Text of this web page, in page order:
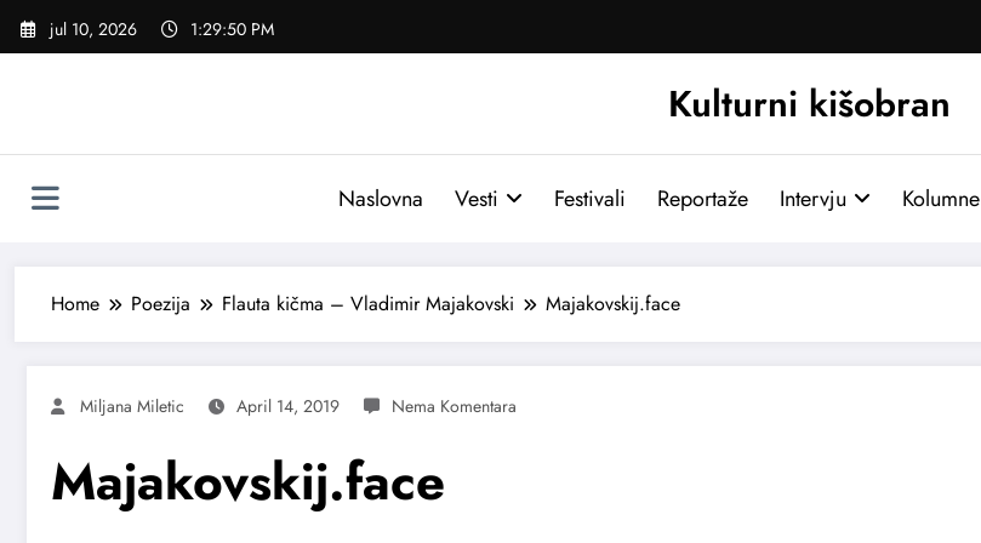
Skoči
jul 10, 2026 1:29:51 PM
Kulturni kišobran
Naslovna Vesti Festivali Reportaže Intervju Kolumne
Home Poezija Flauta kičma – Vladimir Majakovski Majakovskij.face
Miljana Miletic April 14, 2019
Majakovskij.face